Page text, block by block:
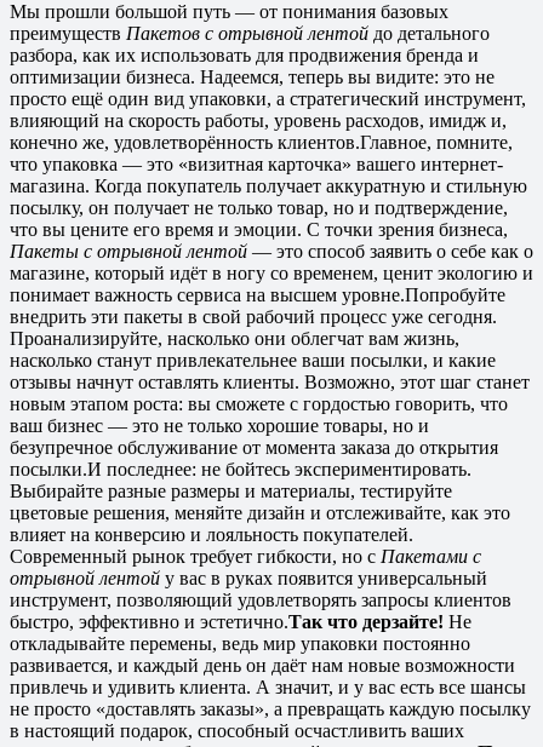
Мы прошли большой путь — от понимания базовых
преимуществ Пакетов с отрывной лентой до детального
разбора, как их использовать для продвижения бренда и
оптимизации бизнеса. Надеемся, теперь вы видите: это не
просто ещё один вид упаковки, а стратегический инструмент,
влияющий на скорость работы, уровень расходов, имидж и,
конечно же, удовлетворённость клиентов.Главное, помните,
что упаковка — это «визитная карточка» вашего интернет-
магазина. Когда покупатель получает аккуратную и стильную
посылку, он получает не только товар, но и подтверждение,
что вы цените его время и эмоции. С точки зрения бизнеса,
Пакеты с отрывной лентой — это способ заявить о себе как о
магазине, который идёт в ногу со временем, ценит экологию и
понимает важность сервиса на высшем уровне.Попробуйте
внедрить эти пакеты в свой рабочий процесс уже сегодня.
Проанализируйте, насколько они облегчат вам жизнь,
насколько станут привлекательнее ваши посылки, и какие
отзывы начнут оставлять клиенты. Возможно, этот шаг станет
новым этапом роста: вы сможете с гордостью говорить, что
ваш бизнес — это не только хорошие товары, но и
безупречное обслуживание от момента заказа до открытия
посылки.И последнее: не бойтесь экспериментировать.
Выбирайте разные размеры и материалы, тестируйте
цветовые решения, меняйте дизайн и отслеживайте, как это
влияет на конверсию и лояльность покупателей.
Современный рынок требует гибкости, но с Пакетами с
отрывной лентой у вас в руках появится универсальный
инструмент, позволяющий удовлетворять запросы клиентов
быстро, эффективно и эстетично.Так что дерзайте! Не
откладывайте перемены, ведь мир упаковки постоянно
развивается, и каждый день он даёт нам новые возможности
привлечь и удивить клиента. А значит, и у вас есть все шансы
не просто «доставлять заказы», а превращать каждую посылку
в настоящий подарок, способный осчастливить ваших